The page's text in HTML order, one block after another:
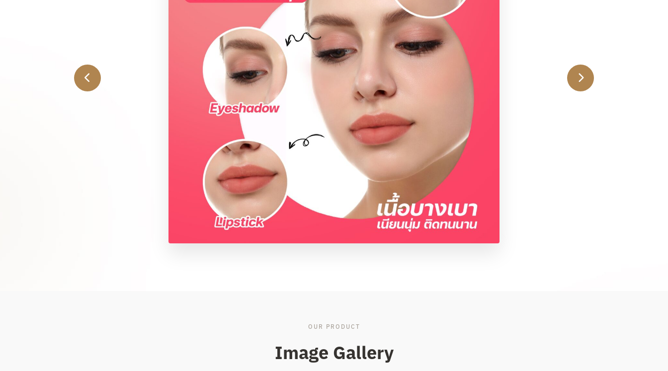
OUR PRODUCT
Image Gallery